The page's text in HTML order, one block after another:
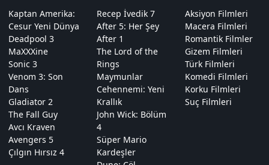
Kaptan Amerika:
Cesur Yeni Dünya
Deadpool 3
MaXXXine
Sonic 3
Venom 3: Son
Dans
Gladiator 2
The Fall Guy
Avcı Kraven
Avengers 5
Çılgın Hırsız 4
Recep İvedik 7
After 5: Her Şey
After 1
The Lord of the
Rings
Maymunlar
Cehennemi: Yeni
Krallık
John Wick: Bölüm
4
Süper Mario
Kardeşler
Aksiyon Filmleri
Macera Filmleri
Romantik Filmler
Gizem Filmleri
Türk Filmleri
Komedi Filmleri
Korku Filmleri
Suç Filmleri